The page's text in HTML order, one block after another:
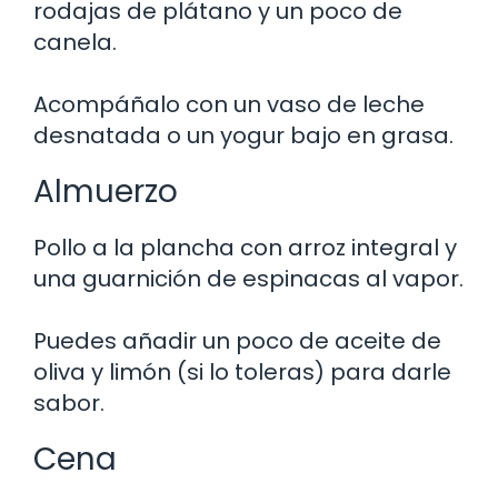
rodajas de plátano y un poco de
canela.
Acompáñalo con un vaso de leche
desnatada o un yogur bajo en grasa.
Almuerzo
Pollo a la plancha con arroz integral y
una guarnición de espinacas al vapor.
Puedes añadir un poco de aceite de
oliva y limón (si lo toleras) para darle
sabor.
Cena